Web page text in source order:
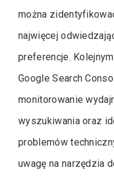
można
najwięcej
preferencje.
Google Search
monitorowanie
wyszukiwania oraz
problemów
uwagę na narzędzia